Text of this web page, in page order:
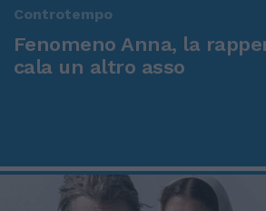
Controtempo
Fenomeno Anna, la
cala un altro asso